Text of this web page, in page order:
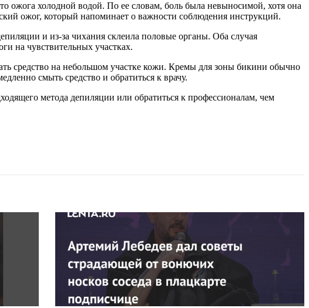
ожога холодной водой. По ее словам, боль была невыносимой, хотя она
ожог, который напоминает о важности соблюдения инструкций.
и из-за чихания склеила половые органы. Оба случая
на чувствительных участках.
средство на небольшом участке кожи. Кремы для зоны бикини обычно
смыть средство и обратиться к врачу.
метода депиляции или обратиться к профессионалам, чем